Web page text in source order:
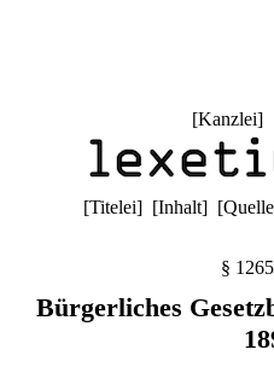
[Kanzlei]
[Titelei] [Inhalt] [
§
Bürgerliches